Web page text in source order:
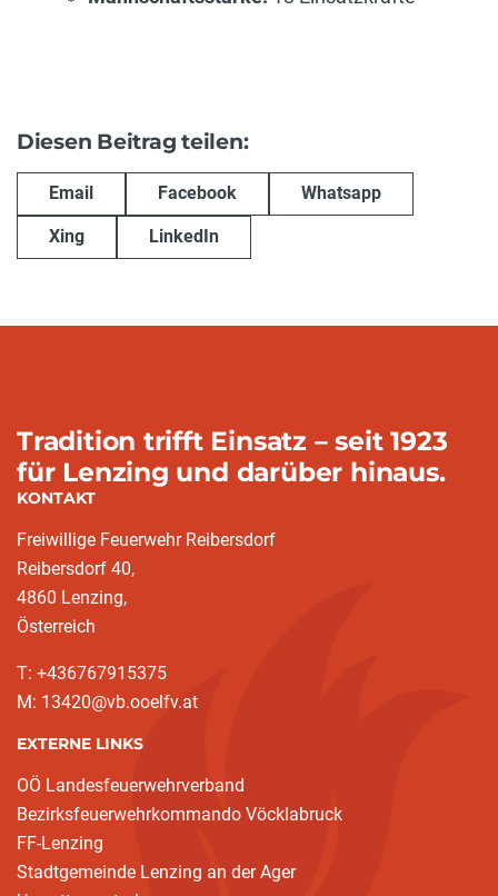
Diesen Beitrag teilen:
Email Facebook Whatsapp
Xing LinkedIn
Tradition trifft Einsatz – seit 1923
für Lenzing und darüber hinaus.
KONTAKT
Freiwillige Feuerwehr Reibersdorf
Reibersdorf 40,
4860 Lenzing,
Österreich
T: +436767915375
M: 13420@vb.ooelfv.at
EXTERNE LINKS
OÖ Landesfeuerwehrverband
Bezirksfeuerwehrkommando Vöcklabruck
FF-Lenzing
Stadtgemeinde Lenzing an der Ager